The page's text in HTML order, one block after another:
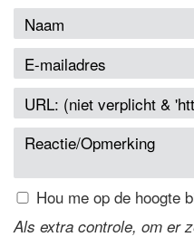
Hou me op de hoogte
Als extra controle, om er